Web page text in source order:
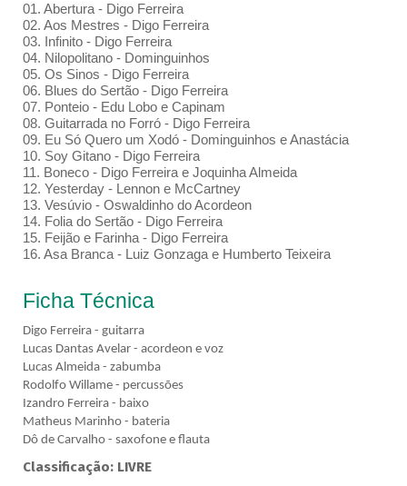
01. Abertura - Digo Ferreira
02. Aos Mestres - Digo Ferreira
03. Infinito - Digo Ferreira
04. Nilopolitano - Dominguinhos
05. Os Sinos - Digo Ferreira
06. Blues do Sertão - Digo Ferreira
07. Ponteio - Edu Lobo e Capinam
08. Guitarrada no Forró - Digo Ferreira
09. Eu Só Quero um Xodó - Dominguinhos e Anastácia
10. Soy Gitano - Digo Ferreira
11. Boneco - Digo Ferreira e Joquinha Almeida
12. Yesterday - Lennon e McCartney
13. Vesúvio - Oswaldinho do Acordeon
14. Folia do Sertão - Digo Ferreira
15. Feijão e Farinha - Digo Ferreira
16. Asa Branca - Luiz Gonzaga e Humberto Teixeira
Ficha Técnica
Digo Ferreira - guitarra
Lucas Dantas Avelar - acordeon e voz
Lucas Almeida - zabumba
Rodolfo Willame - percussões
Izandro Ferreira - baixo
Matheus Marinho - bateria
Dô de Carvalho - saxofone e flauta
Classificação: LIVRE